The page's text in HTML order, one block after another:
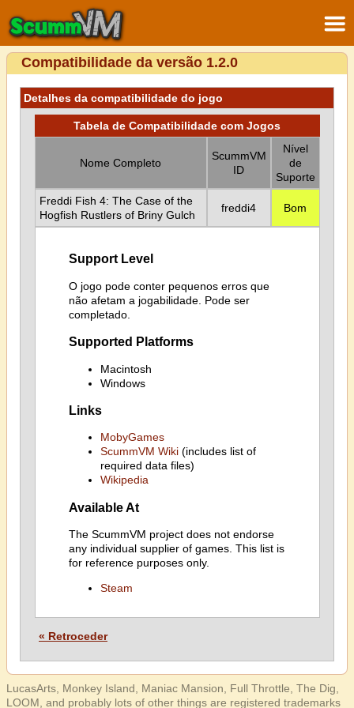
Compatibilidade da versão 1.2.0
Detalhes da compatibilidade do jogo
Tabela de Compatibilidade com Jogos
Nome Completo
ScummVM
ID
Nível
de
Suporte
Freddi Fish 4: The Case of the
Hogfish Rustlers of Briny Gulch
freddi4 Bom
Support Level
O jogo pode conter pequenos erros que
não afetam a jogabilidade. Pode ser
completado.
Supported Platforms
Macintosh
Windows
Links
MobyGames
ScummVM Wiki(includes list of
required data files)
Wikipedia
Available At
The ScummVM project does not endorse
any individual supplier of games. This list is
for reference purposes only.
Steam
« Retroceder
LucasArts, Monkey Island, Maniac Mansion, Full Throttle, The Dig,
LOOM, and probably lots of other things are registered trademarks